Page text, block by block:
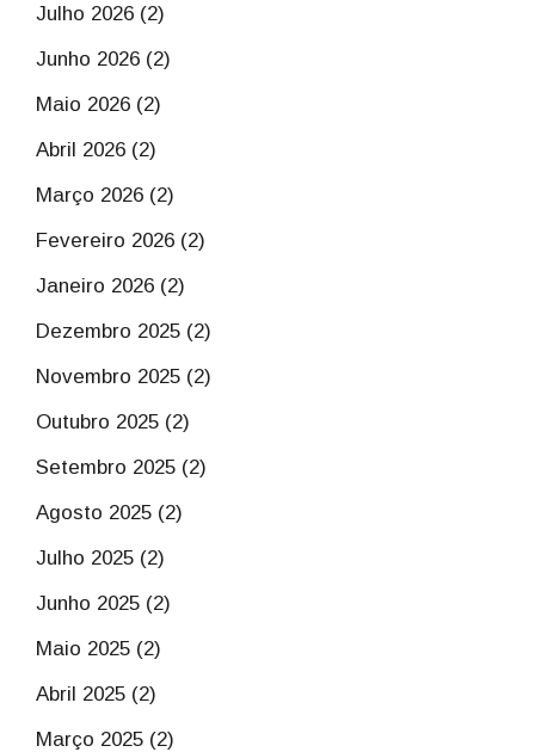
Julho 2026 (2)
Junho 2026 (2)
Maio 2026 (2)
Abril 2026 (2)
Março 2026 (2)
Fevereiro 2026 (2)
Janeiro 2026 (2)
Dezembro 2025 (2)
Novembro 2025 (2)
Outubro 2025 (2)
Setembro 2025 (2)
Agosto 2025 (2)
Julho 2025 (2)
Junho 2025 (2)
Maio 2025 (2)
Abril 2025 (2)
Março 2025 (2)